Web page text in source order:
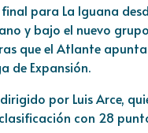
para La Iguana
y bajo el nuevo
que el Atlante
de Expansión.
dirigido por Luis Arce,
con 28